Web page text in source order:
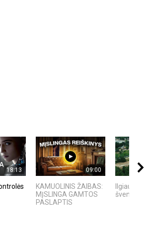
18:13 09:00
KAMUOLINIS ŽAIBAS:
MĮSLINGA GAMTOS
PASLAPTIS
Ilgiausios
šventė -